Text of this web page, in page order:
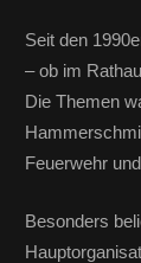
Seit den
– ob im
Die Themen
Feuerwehr
Besonders